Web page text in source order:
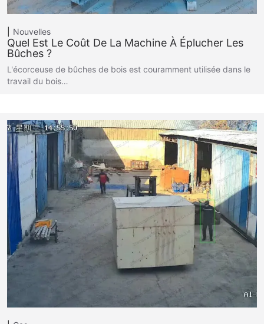
Nouvelles
Quel Est Le Coût De La Machine À Éplucher Les
Bûches ?
L'écorceuse de bûches de bois est couramment utilisée dans le
travail du bois…